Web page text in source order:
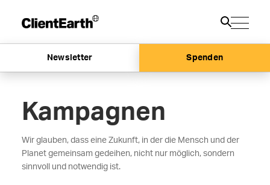
Newsletter Spenden
Kampagnen
Wir glauben, dass eine Zukunft, in der die Mensch und der
Planet gemeinsam gedeihen, nicht nur möglich, sondern
sinnvoll und notwendig ist.